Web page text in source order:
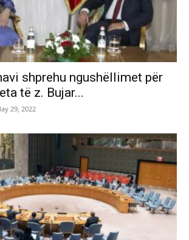
shprehu ngushëllimet për
të z. Bujar...
29, 2022